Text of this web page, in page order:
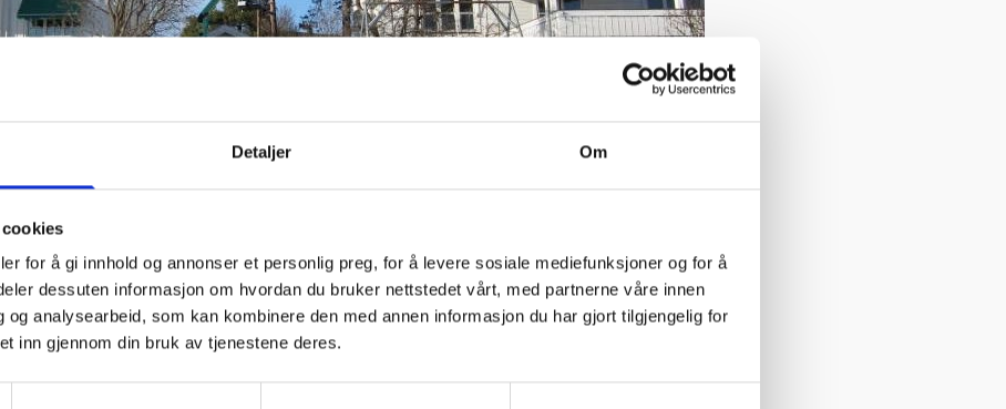
Detaljer Om
for å gi innhold og annonser et personlig preg, for å levere sosiale mediefunksjoner og for å
dessuten informasjon om hvordan du bruker nettstedet vårt, med partnerne våre innen
og analysearbeid, som kan kombinere den med annen informasjon du har gjort tilgjengelig for
inn gjennom din bruk av tjenestene deres.